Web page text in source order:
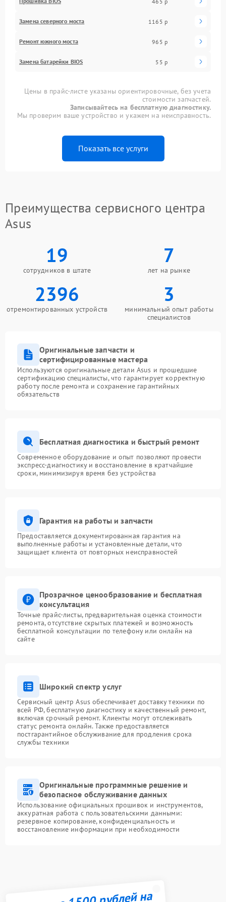
Замена северного моста 1165 р
Ремонт южного моста 965 р
Замена батарейки BIOS 55 р
Цены в прайс-листе указаны ориентировочные, без учета
стоимости запчастей.
Записывайтесь на бесплатную диагностику.
Мы проверим ваше устройство и укажем на неисправность.
Показать все услуги
Преимущества сервисного центра
Asus
19
сотрудников в штате
7
лет на рынке
2396
отремонтированных устройств
3
минимальный опыт работы
специалистов
Оригинальные запчасти и
сертифицированные мастера
Используются оригинальные детали Asus и прошедшие
сертификацию специалисты, что гарантирует корректную
работу после ремонта и сохранение гарантийных
обязательств
Бесплатная диагностика и быстрый ремонт
Современное оборудование и опыт позволяют провести
экспресс-диагностику и восстановление в кратчайшие
сроки, минимизируя время без устройства
Гарантия на работы и запчасти
Предоставляется документированная гарантия на
выполненные работы и установленные детали, что
защищает клиента от повторных неисправностей
Прозрачное ценообразование и бесплатная
консультация
Точные прайс-листы, предварительная оценка стоимости
ремонта, отсутствие скрытых платежей и возможность
бесплатной консультации по телефону или онлайн на
сайте
Широкий спектр услуг
Сервисный центр Asus обеспечивает доставку техники по
всей РФ, бесплатную диагностику и качественный ремонт,
включая срочный ремонт. Клиенты могут отслеживать
статус ремонта онлайн. Также предоставляется
постгарантийное обслуживание для продления срока
службы техники
Оригинальные программные решение и
безопасное обслуживание данных
Использование официальных прошивок и инструментов,
аккуратная работа с пользовательскими данными:
резервное копирование, конфиденциальность и
восстановление информации при необходимости